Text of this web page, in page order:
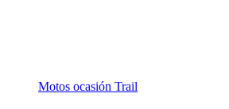
Motos ocasión Trail